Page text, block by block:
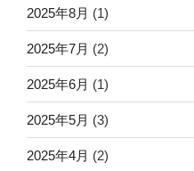
2025年8月 (1)
2025年7月 (2)
2025年6月 (1)
2025年5月 (3)
2025年4月 (2)